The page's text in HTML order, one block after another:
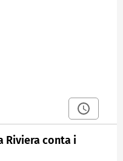
Riviera conta i